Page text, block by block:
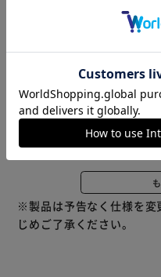
仕
【かわいくておしゃれな
で作られたドッグチャー
が目を引く。 【リズム感
ルに揺れるチャームが、バ
集める。 【便利なハート
が付いており、バッグや
能。 【どこにでもプラス
気軽にプラスできる、可
リー。 【商品配送につい
す。
※製品は予告なく仕様を変
じめご了承ください。